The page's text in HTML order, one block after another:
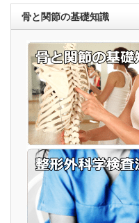
骨と関節の基礎知識